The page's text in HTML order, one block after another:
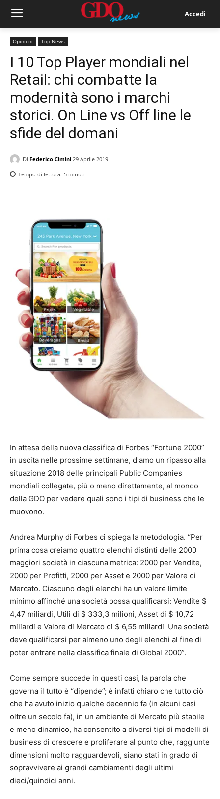
Accedi
Opinioni Top News
I 10 Top Player mondiali nel
Retail: chi combatte la
modernità sono i marchi
storici. On Line vs Off line le
sfide del domani
Di Federico Cimini 29 Aprile 2019
Tempo di lettura: 5 minuti
In attesa della nuova classifica di Forbes “Fortune 2000”
in uscita nelle prossime settimane, diamo un ripasso alla
situazione 2018 delle principali Public Companies
mondiali collegate, più o meno direttamente, al mondo
della GDO per vedere quali sono i tipi di business che le
muovono.
Andrea Murphy di Forbes ci spiega la metodologia. “Per
prima cosa creiamo quattro elenchi distinti delle 2000
maggiori società in ciascuna metrica: 2000 per Vendite,
2000 per Profitti, 2000 per Asset e 2000 per Valore di
Mercato. Ciascuno degli elenchi ha un valore limite
minimo affinché una società possa qualificarsi: Vendite $
4,47 miliardi, Utili di $ 333,3 milioni, Asset di $ 10,72
miliardi e Valore di Mercato di $ 6,55 miliardi. Una società
deve qualificarsi per almeno uno degli elenchi al fine di
poter entrare nella classifica finale di Global 2000”.
Come sempre succede in questi casi, la parola che
governa il tutto è “dipende”; è infatti chiaro che tutto ciò
che ha avuto inizio qualche decennio fa (in alcuni casi
oltre un secolo fa), in un ambiente di Mercato più stabile
e meno dinamico, ha consentito a diversi tipi di modelli di
business di crescere e proliferare al punto che, raggiunte
dimensioni molto ragguardevoli, siano stati in grado di
sopravvivere ai grandi cambiamenti degli ultimi
dieci/quindici anni.